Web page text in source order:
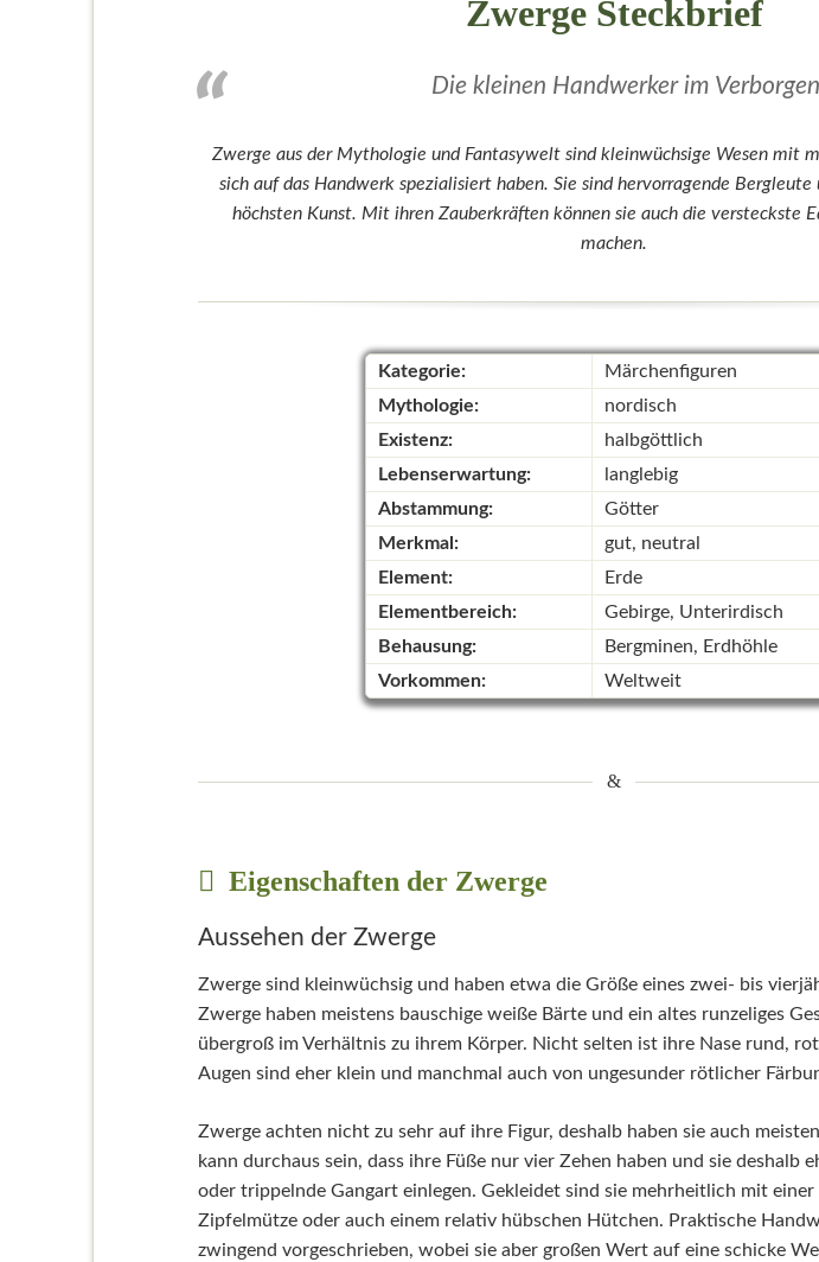
Zwerge Steckbrief
Die kleinen Handwerker im
Zwerge aus der Mythologie und Fantasywelt sind kleinwüchsige Wesen mit
sich auf das Handwerk spezialisiert haben. Sie sind hervorragende
höchsten Kunst. Mit ihren Zauberkräften können sie auch die versteckste
machen.
Kategorie:
Märchenfiguren
Mythologie:
nordisch
Existenz:
halbgöttlich
Lebenserwartung:
langlebig
Abstammung:
Götter
Merkmal:
gut, neutral
Element:
Erde
Elementbereich:
Gebirge, Unterirdisch
Behausung:
Bergminen, Erdhöhle
Vorkommen:
Weltweit
Eigenschaften der Zwerge
Aussehen der Zwerge
Zwerge sind kleinwüchsig und haben etwa die Größe eines zwei- bis
Zwerge haben meistens bauschige weiße Bärte und ein altes runzeliges
übergroß im Verhältnis zu ihrem Körper. Nicht selten ist ihre Nase rund,
Augen sind eher klein und manchmal auch von ungesunder rötlicher
Zwerge achten nicht zu sehr auf ihre Figur, deshalb haben sie auch
kann durchaus sein, dass ihre Füße nur vier Zehen haben und sie deshalb
oder trippelnde Gangart einlegen. Gekleidet sind sie mehrheitlich mit
Zipfelmütze oder auch einem relativ hübschen Hütchen. Praktische
zwingend vorgeschrieben, wobei sie aber großen Wert auf eine schicke